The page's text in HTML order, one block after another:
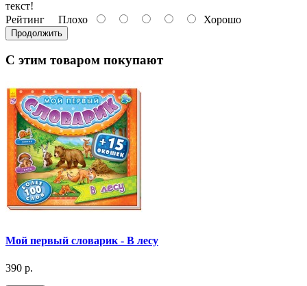
текст!
Рейтинг Плохо Хорошо
Продолжить
С этим товаром покупают
Мой первый словарик - В лесу
390 р.